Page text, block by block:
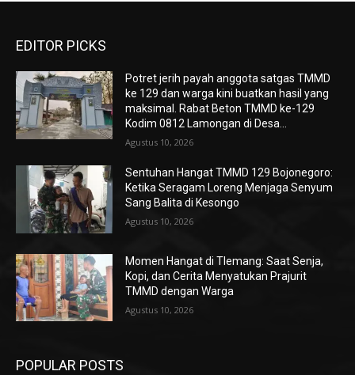
EDITOR PICKS
Potret jerih payah anggota satgas TMMD
ke 129 dan warga kini buatkan hasil yang
maksimal. Rabat Beton TMMD ke-129
Kodim 0812 Lamongan di Desa...
Agustus 10, 2026
Sentuhan Hangat TMMD 129 Bojonegoro:
Ketika Seragam Loreng Menjaga Senyum
Sang Balita di Kesongo
Agustus 10, 2026
Momen Hangat di Tlemang: Saat Senja,
Kopi, dan Cerita Menyatukan Prajurit
TMMD dengan Warga
Agustus 10, 2026
POPULAR POSTS